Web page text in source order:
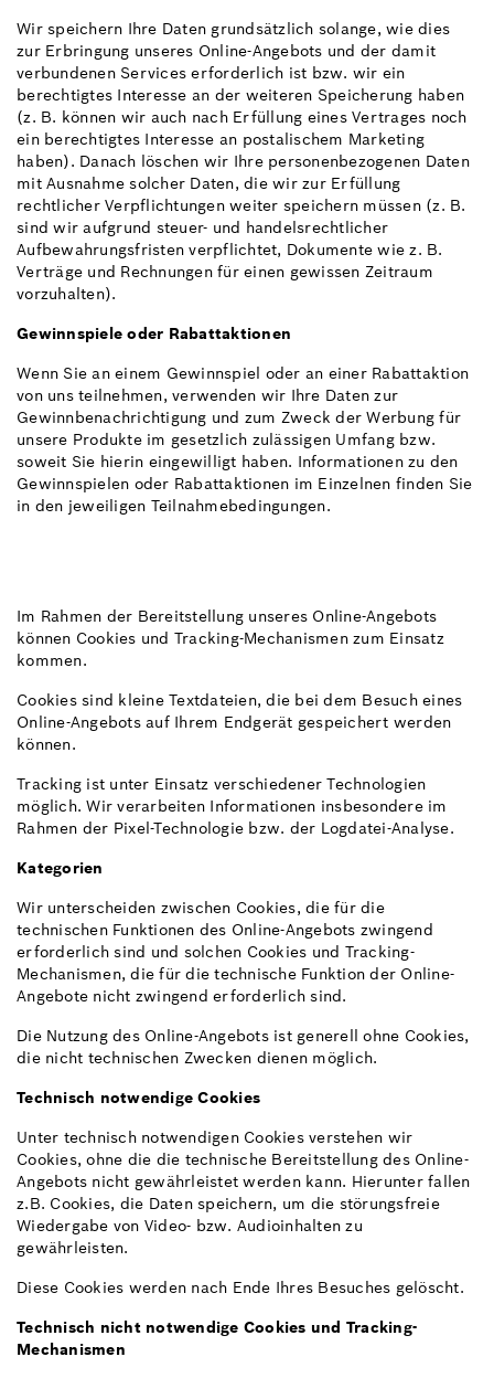
Wir speichern Ihre Daten grundsätzlich solange, wie dies
zur Erbringung unseres Online-Angebots und der damit
verbundenen Services erforderlich ist bzw. wir ein
berechtigtes Interesse an der weiteren Speicherung haben
(z. B. können wir auch nach Erfüllung eines Vertrages noch
ein berechtigtes Interesse an postalischem Marketing
haben). Danach löschen wir Ihre personenbezogenen Daten
mit Ausnahme solcher Daten, die wir zur Erfüllung
rechtlicher Verpflichtungen weiter speichern müssen (z. B.
sind wir aufgrund steuer- und handelsrechtlicher
Aufbewahrungsfristen verpflichtet, Dokumente wie z. B.
Verträge und Rechnungen für einen gewissen Zeitraum
vorzuhalten).
Gewinnspiele oder Rabattaktionen
Wenn Sie an einem Gewinnspiel oder an einer Rabattaktion
von uns teilnehmen, verwenden wir Ihre Daten zur
Gewinnbenachrichtigung und zum Zweck der Werbung für
unsere Produkte im gesetzlich zulässigen Umfang bzw.
soweit Sie hierin eingewilligt haben. Informationen zu den
Gewinnspielen oder Rabattaktionen im Einzelnen finden Sie
in den jeweiligen Teilnahmebedingungen.
Im Rahmen der Bereitstellung unseres Online-Angebots
können Cookies und Tracking-Mechanismen zum Einsatz
kommen.
Cookies sind kleine Textdateien, die bei dem Besuch eines
Online-Angebots auf Ihrem Endgerät gespeichert werden
können.
Tracking ist unter Einsatz verschiedener Technologien
möglich. Wir verarbeiten Informationen insbesondere im
Rahmen der Pixel-Technologie bzw. der Logdatei-Analyse.
Kategorien
Wir unterscheiden zwischen Cookies, die für die
technischen Funktionen des Online-Angebots zwingend
erforderlich sind und solchen Cookies und Tracking-
Mechanismen, die für die technische Funktion der Online-
Angebote nicht zwingend erforderlich sind.
Die Nutzung des Online-Angebots ist generell ohne Cookies,
die nicht technischen Zwecken dienen möglich.
Technisch notwendige Cookies
Unter technisch notwendigen Cookies verstehen wir
Cookies, ohne die die technische Bereitstellung des Online-
Angebots nicht gewährleistet werden kann. Hierunter fallen
z.B. Cookies, die Daten speichern, um die störungsfreie
Wiedergabe von Video- bzw. Audioinhalten zu
gewährleisten.
Diese Cookies werden nach Ende Ihres Besuches gelöscht.
Technisch nicht notwendige Cookies und Tracking-
Mechanismen